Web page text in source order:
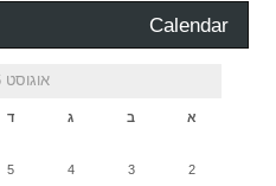
Calendar
אוגוסט 2026
א ב ג ד
2
3
4
5